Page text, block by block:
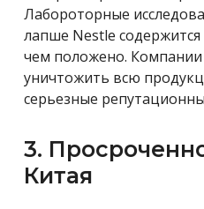
Лабороторные
лапше Nestle
чем положено.
уничтожить всю
серьезные
3.
Китая